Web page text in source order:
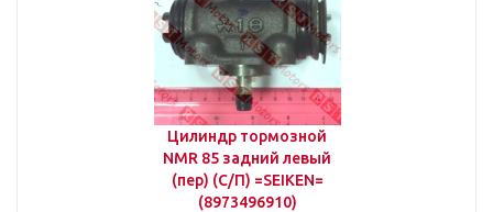
Цилиндр тормозной
NMR 85 задний левый
(пер) (С/П) =SEIKEN=
(8973496910)